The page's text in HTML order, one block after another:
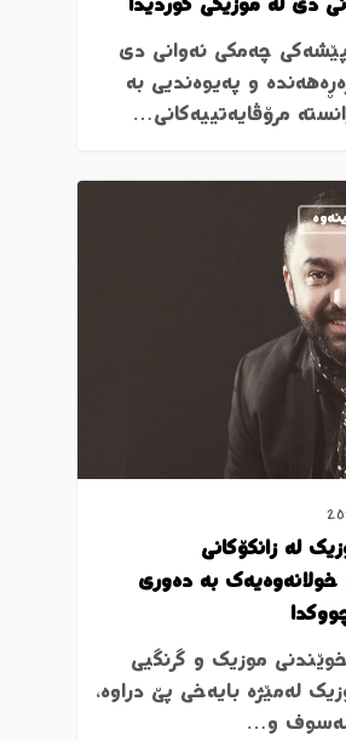
پێشەکی چەمکی ئەوانی دی
و پەیوەندیی بە
مرۆڤایەتییەکانی…
لە زانکۆکانی
خولانەوەیەک بە دەوری
موزیک و گرنگیی
لەمێژە بایەخی پێ دراوە،
و…